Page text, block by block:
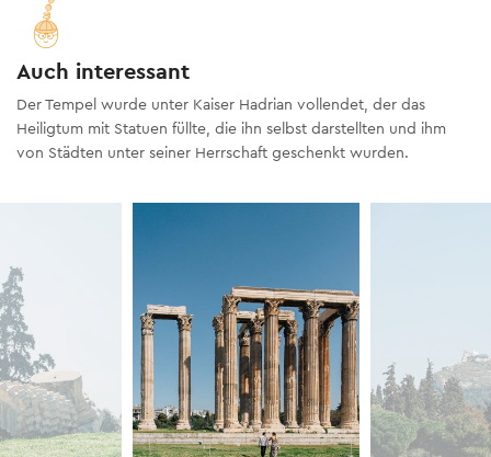
Auch interessant
Der Tempel wurde unter Kaiser Hadrian vollendet, der das
Heiligtum mit Statuen füllte, die ihn selbst darstellten und ihm
von Städten unter seiner Herrschaft geschenkt wurden.